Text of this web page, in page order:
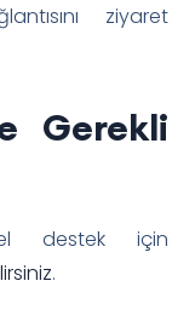
ziyaret
Gerekli
destek için
.